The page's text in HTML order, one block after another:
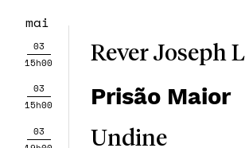
mai
03
15h00
Rever Joseph
03
15h00
Prisão Maior
03
Undine